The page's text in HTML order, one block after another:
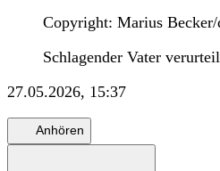
Copyright: Marius Becker/
Schlagender Vater
27.05.2026, 15:37
Anhören